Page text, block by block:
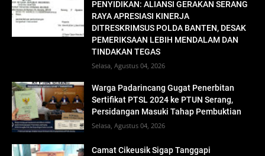
PENYIDIKAN: ALIANSI GERAKAN SERANG
RAYA APRESIASI KINERJA
DITRESKRIMSUS POLDA BANTEN, DESAK
PEMERIKSAAN LEBIH MENDALAM DAN
TINDAKAN TEGAS
Selasa, Agustus 04, 2026
Warga Padarincang Gugat Penerbitan
Sertifikat PTSL 2024 ke PTUN Serang,
Persidangan Masuki Tahap Pembuktian
Selasa, Agustus 04, 2026
Camat Cikeusik Sigap Tanggapi